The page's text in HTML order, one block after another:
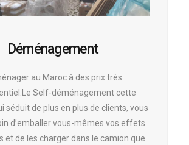
Déménagement
au Maroc à des prix très
Self-déménagement cette
séduit de plus en plus de clients, vous
d’emballer vous-mêmes vos effets
et de les charger dans le camion que